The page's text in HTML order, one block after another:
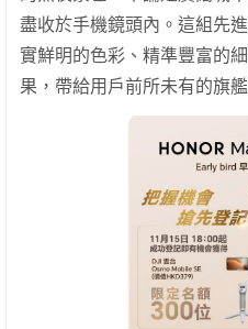
盡收於手機鏡頭內。這組先
實鮮明的色彩、精準豐富的
果，帶給用戶前所未有的旗